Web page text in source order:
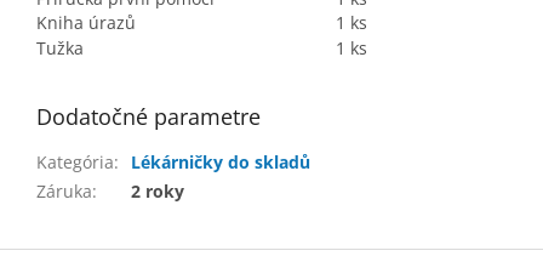
Kniha úrazů
1 ks
Tužka
1 ks
Dodatočné parametre
Kategória:
Lékárničky do skladů
Záruka: 2 roky
Z